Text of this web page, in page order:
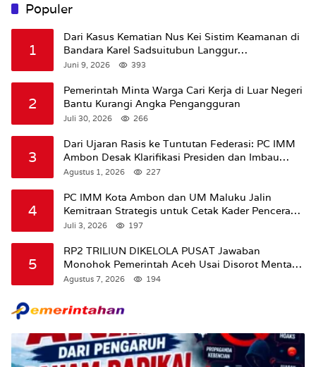
Populer
1
Dari Kasus Kematian Nus Kei Sistim Keamanan di
Bandara Karel Sadsuitubun Langgur
Dipertanyakan
Juni 9, 2026 393
2
Pemerintah Minta Warga Cari Kerja di Luar Negeri
Bantu Kurangi Angka Pengangguran
Juli 30, 2026 266
3
Dari Ujaran Rasis ke Tuntutan Federasi: PC IMM
Ambon Desak Klarifikasi Presiden dan Imbau
Tunda Pengibaran Bendera Merah Putih Di
Agustus 1, 2026 227
4
PC IMM Kota Ambon dan UM Maluku Jalin
Kemitraan Strategis untuk Cetak Kader Pencerah
Bangsa “Membangun Peradaban dari Kampus”
Juli 3, 2026 197
5
RP2 TRILIUN DIKELOLA PUSAT Jawaban
Monohok Pemerintah Aceh Usai Disorot Mentan
Amran Soal Dana Pertanian
Agustus 7, 2026 194